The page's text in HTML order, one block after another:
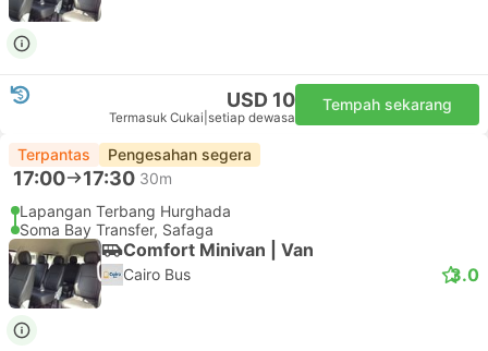
USD 10
Termasuk Cukai setiap dewasa
Tempah sekarang
Terpantas Pengesahan segera
17:00 17:30 30m
Lapangan Terbang Hurghada
Soma Bay Transfer, Safaga
Comfort Minivan | Van
Cairo Bus 3.0